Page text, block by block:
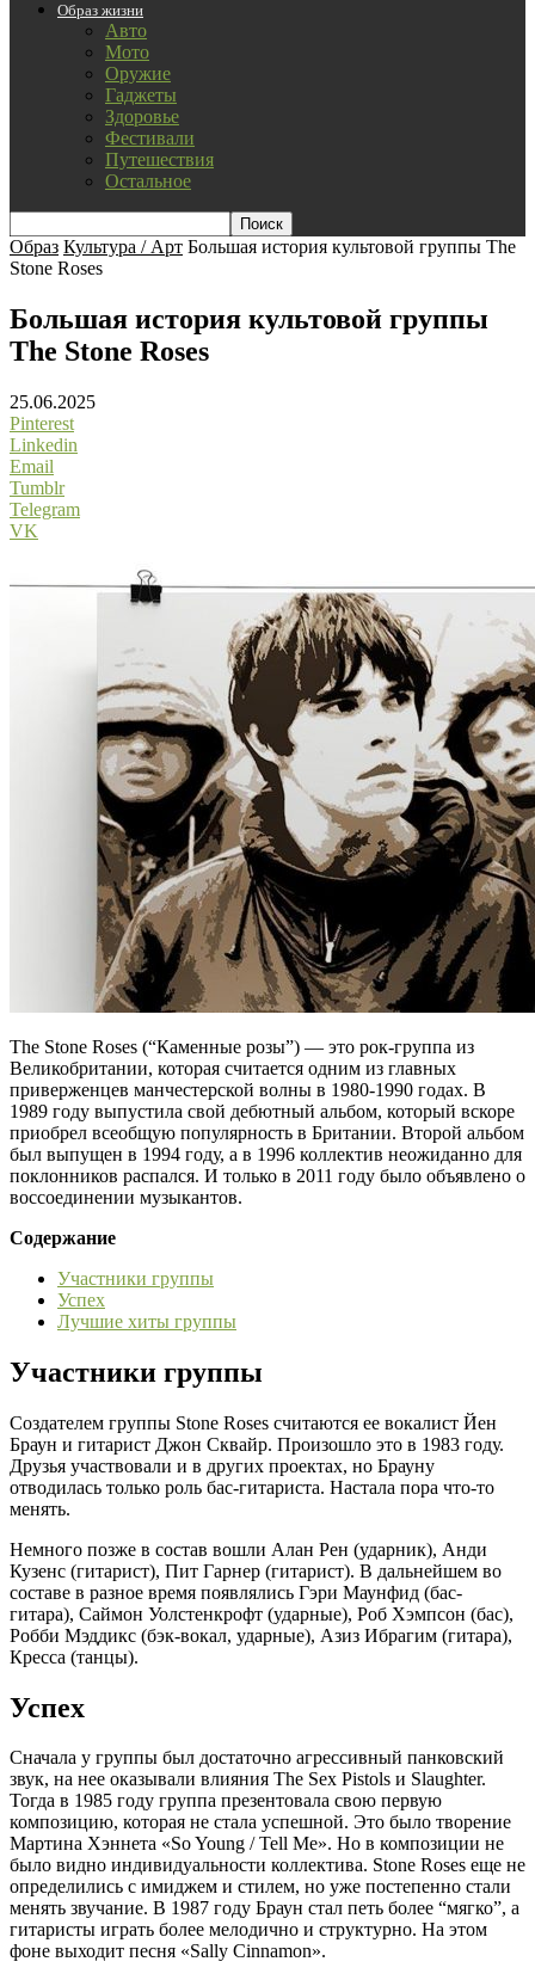
Образ жизни
Авто
Мото
Оружие
Гаджеты
Здоровье
Фестивали
Путешествия
Остальное
Образ Культура / Арт Большая история культовой группы The
Stone Roses
Большая история культовой группы
The Stone Roses
25.06.2025
Pinterest
Linkedin
Email
Tumblr
Telegram
VK
The Stone Roses (“Каменные розы”) — это рок-группа из
Великобритании, которая считается одним из главных
приверженцев манчестерской волны в 1980-1990 годах. В
1989 году выпустила свой дебютный альбом, который вскоре
приобрел всеобщую популярность в Британии. Второй альбом
был выпущен в 1994 году, а в 1996 коллектив неожиданно для
поклонников распался. И только в 2011 году было объявлено о
воссоединении музыкантов.
Содержание
Участники группы
Успех
Лучшие хиты группы
Участники группы
Создателем группы Stone Roses считаются ее вокалист Йен
Браун и гитарист Джон Сквайр. Произошло это в 1983 году.
Друзья участвовали и в других проектах, но Брауну
отводилась только роль бас-гитариста. Настала пора что-то
менять.
Немного позже в состав вошли Алан Рен (ударник), Анди
Кузенс (гитарист), Пит Гарнер (гитарист). В дальнейшем во
составе в разное время появлялись Гэри Маунфид (бас-
гитара), Саймон Уолстенкрофт (ударные), Роб Хэмпсон (бас),
Робби Мэддикс (бэк-вокал, ударные), Азиз Ибрагим (гитара),
Кресса (танцы).
Успех
Сначала у группы был достаточно агрессивный панковский
звук, на нее оказывали влияния The Sex Pistols и Slaughter.
Тогда в 1985 году группа презентовала свою первую
композицию, которая не стала успешной. Это было творение
Мартина Хэннета «So Young / Tell Me». Но в композиции не
было видно индивидуальности коллектива. Stone Roses еще не
определились с имиджем и стилем, но уже постепенно стали
менять звучание. В 1987 году Браун стал петь более “мягко”, а
гитаристы играть более мелодично и структурно. На этом
фоне выходит песня «Sally Cinnamon».